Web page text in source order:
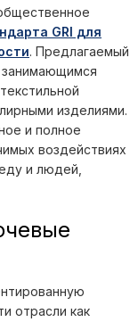
GRI для
. Предлагаемый
занимающимся
изделиями.
и полное
воздействиях
и людей,
отрасли как